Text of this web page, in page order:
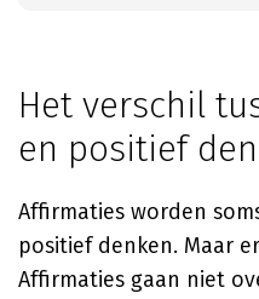
Het verschil
en positief
Affirmaties worden
positief denken. Maar
Affirmaties gaan niet